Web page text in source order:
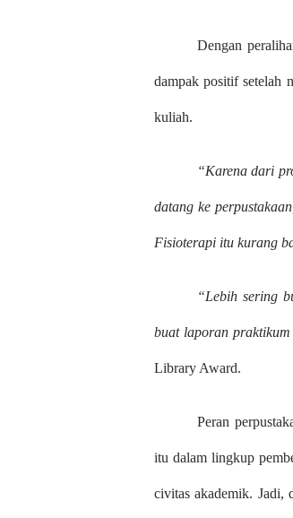
Dengan
dampak positif setelah
kuliah.
“Karena dari
datang ke
Fisioterapi itu kurang
“Lebih sering
buat laporan
Library Award.
Peran
itu dalam lingkup
civitas akademik. Jadi,